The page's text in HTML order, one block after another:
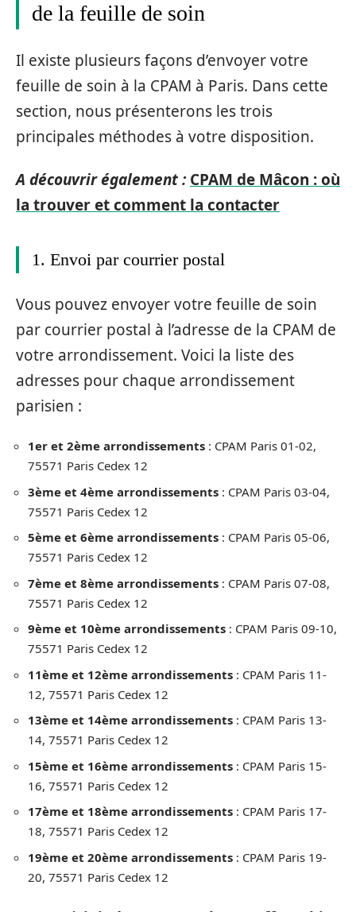
de la feuille de soin
Il existe plusieurs façons d’envoyer votre
feuille de soin à la CPAM à Paris. Dans cette
section, nous présenterons les trois
principales méthodes à votre disposition.
A découvrir également : CPAM de Mâcon : où
la trouver et comment la contacter
1. Envoi par courrier postal
Vous pouvez envoyer votre feuille de soin
par courrier postal à l’adresse de la CPAM de
votre arrondissement. Voici la liste des
adresses pour chaque arrondissement
parisien :
1er et 2ème arrondissements : CPAM Paris 01-02,
75571 Paris Cedex 12
3ème et 4ème arrondissements : CPAM Paris 03-04,
75571 Paris Cedex 12
5ème et 6ème arrondissements : CPAM Paris 05-06,
75571 Paris Cedex 12
7ème et 8ème arrondissements : CPAM Paris 07-08,
75571 Paris Cedex 12
9ème et 10ème arrondissements : CPAM Paris 09-10,
75571 Paris Cedex 12
11ème et 12ème arrondissements : CPAM Paris 11-
12, 75571 Paris Cedex 12
13ème et 14ème arrondissements : CPAM Paris 13-
14, 75571 Paris Cedex 12
15ème et 16ème arrondissements : CPAM Paris 15-
16, 75571 Paris Cedex 12
17ème et 18ème arrondissements : CPAM Paris 17-
18, 75571 Paris Cedex 12
19ème et 20ème arrondissements : CPAM Paris 19-
20, 75571 Paris Cedex 12